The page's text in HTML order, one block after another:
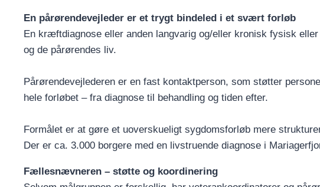
En pårørendevejleder er et trygt bindeled i et svært forløb
En kræftdiagnose eller anden langvarig og/eller kronisk fysisk
og de pårørendes liv.
Pårørendevejlederen er en fast kontaktperson, som støtter
hele forløbet – fra diagnose til behandling og tiden efter.
Formålet er at gøre et uoverskueligt sygdomsforløb mere
Der er ca. 3.000 borgere med en livstruende diagnose i
Fællesnævneren – støtte og koordinering